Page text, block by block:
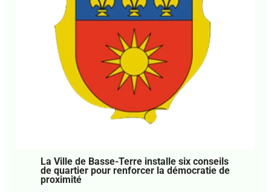
La Ville de Basse-Terre installe six
conseils de quartier pour renforcer la
démocratie de proximité